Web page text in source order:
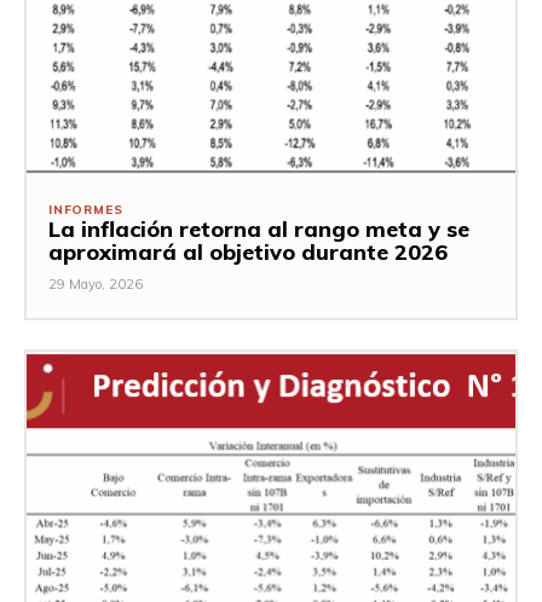
INFORMES
La inflación retorna al rango meta y se
aproximará al objetivo durante 2026
29 Mayo, 2026